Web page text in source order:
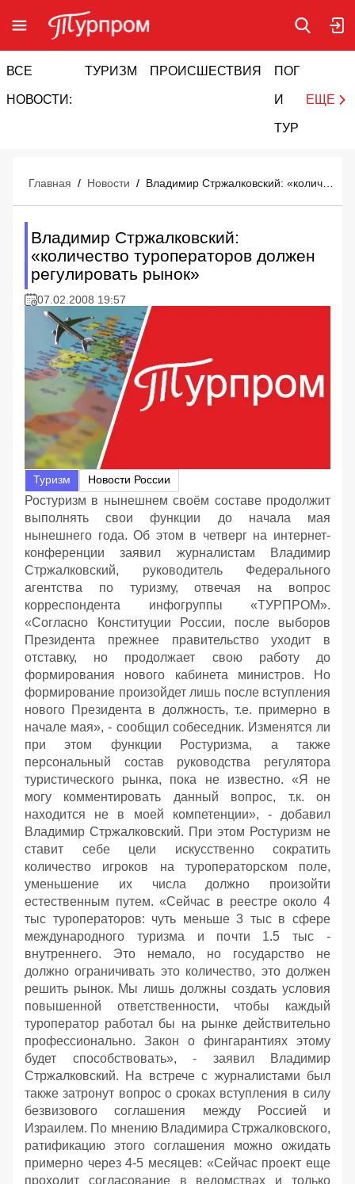
ВСЕ
НОВОСТИ:
ТУРИЗМ ПРОИСШЕСТВИЯ ПОГОДА
И
ТУРИЗМ
ЕЩЕ
Главная / Новости /
Владимир Стржалковский:
«количество туроператоров должен
регулировать рынок»
07.02.2008 19:57
Туризм Новости России
Ростуризм в нынешнем своём составе продолжит
выполнять свои функции до начала мая
нынешнего года. Об этом в четверг на интернет-
конференции заявил журналистам Владимир
Стржалковский, руководитель Федерального
агентства по туризму, отвечая на вопрос
корреспондента инфогруппы «ТУРПРОМ».
«Согласно Конституции России, после выборов
Президента прежнее правительство уходит в
отставку, но продолжает свою работу до
формирования нового кабинета министров. Но
формирование произойдет лишь после вступления
нового Президента в должность, т.е. примерно в
начале мая», - сообщил собеседник. Изменятся ли
при этом функции Ростуризма, а также
персональный состав руководства регулятора
туристического рынка, пока не известно. «Я не
могу комментировать данный вопрос, т.к. он
находится не в моей компетенции», - добавил
Владимир Стржалковский. При этом Ростуризм не
ставит себе цели искусственно сократить
количество игроков на туроператорском поле,
уменьшение их числа должно произойти
естественным путем. «Сейчас в реестре около 4
тыс туроператоров: чуть меньше 3 тыс в сфере
международного туризма и почти 1.5 тыс -
внутреннего. Это немало, но государство не
должно ограничивать это количество, это должен
решить рынок. Мы лишь должны создать условия
повышенной ответственности, чтобы каждый
туроператор работал бы на рынке действительно
профессионально. Закон о фингарантиях этому
будет способствовать», - заявил Владимир
Стржалковский. На встрече с журналистами был
также затронут вопрос о сроках вступления в силу
безвизового соглашения между Россией и
Израилем. По мнению Владимира Стржалковского,
ратификацию этого соглашения можно ожидать
примерно через 4-5 месяцев: «Сейчас проект еще
проходит согласование в ведомствах и только